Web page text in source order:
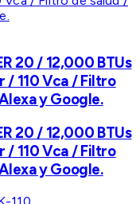
20 / 12,000 BTUs
/ 110 Vca / Filtro
y Google.
20 / 12,000 BTUs
/ 110 Vca / Filtro
y Google.
110